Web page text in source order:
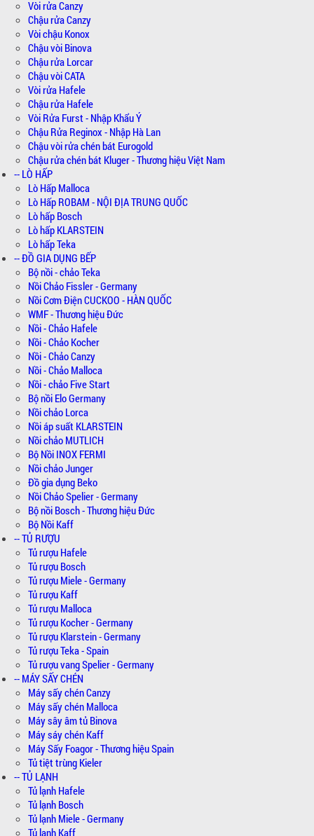
Vòi rửa Canzy
Chậu rửa Canzy
Vòi chậu Konox
Chậu vòi Binova
Chậu rửa Lorcar
Chậu vòi CATA
Vòi rửa Hafele
Chậu rửa Hafele
Vòi Rửa Furst - Nhập Khẩu Ý
Chậu Rửa Reginox - Nhập Hà Lan
Chậu vòi rửa chén bát Eurogold
Chậu rửa chén bát Kluger - Thương hiệu Việt Nam
-- LÒ HẤP
Lò Hấp Malloca
Lò Hấp ROBAM - NỘI ĐỊA TRUNG QUỐC
Lò hấp Bosch
Lò hấp KLARSTEIN
Lò hấp Teka
-- ĐỒ GIA DỤNG BẾP
Bộ nồi - chảo Teka
Nồi Chảo Fissler - Germany
Nồi Cơm Điện CUCKOO - HÀN QUỐC
WMF - Thương hiệu Đức
Nồi - Chảo Hafele
Nồi - Chảo Kocher
Nồi - Chảo Canzy
Nồi - Chảo Malloca
Nồi - chảo Five Start
Bộ nồi Elo Germany
Nồi chảo Lorca
Nồi áp suất KLARSTEIN
Nồi chảo MUTLICH
Bộ Nồi INOX FERMI
Nồi chảo Junger
Đồ gia dụng Beko
Nồi Chảo Spelier - Germany
Bộ nồi Bosch - Thương hiệu Đức
Bộ Nồi Kaff
-- TỦ RƯỢU
Tủ rượu Hafele
Tủ rượu Bosch
Tủ rượu Miele - Germany
Tủ rượu Kaff
Tủ rượu Malloca
Tủ rượu Kocher - Germany
Tủ rượu Klarstein - Germany
Tủ rượu Teka - Spain
Tủ rượu vang Spelier - Germany
-- MÁY SẤY CHÉN
Máy sấy chén Canzy
Máy sấy chén Malloca
Máy sây âm tủ Binova
Máy sáy chén Kaff
Máy Sấy Foagor - Thương hiệu Spain
Tủ tiệt trùng Kieler
-- TỦ LẠNH
Tủ lạnh Hafele
Tủ lạnh Bosch
Tủ lạnh Miele - Germany
Tủ lạnh Kaff